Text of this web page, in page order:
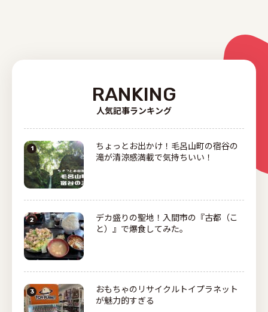
RANKING
人気記事ランキング
ちょっとお出かけ！毛呂山町の宿谷の
滝が清涼感満載で気持ちいい！
デカ盛りの聖地！入間市の『古都（こ
と）』で爆食してみた。
おもちゃのリサイクルトイプラネット
が魅力的すぎる